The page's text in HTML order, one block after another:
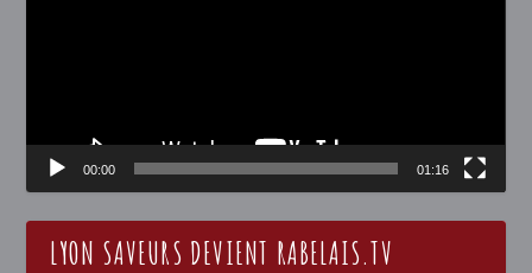
00:00 01:16
LYON SAVEURS DEVIENT RABELAIS.TV